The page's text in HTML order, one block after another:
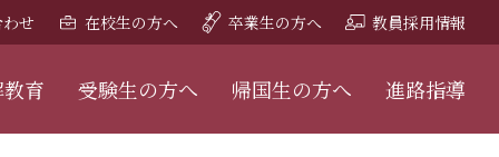
せ 在校生の方へ 卒業生の方へ 教員採用情報
育 受験生の方へ 帰国生の方へ 進路指導